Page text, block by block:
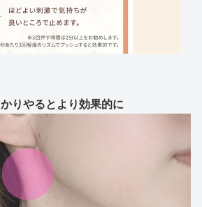
りやるとより効果的に